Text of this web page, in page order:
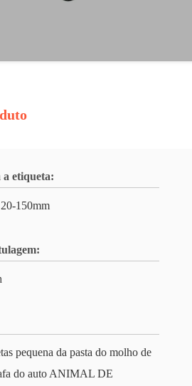
etiqueta:
150mm
pequena da pasta do molho de
do auto ANIMAL DE